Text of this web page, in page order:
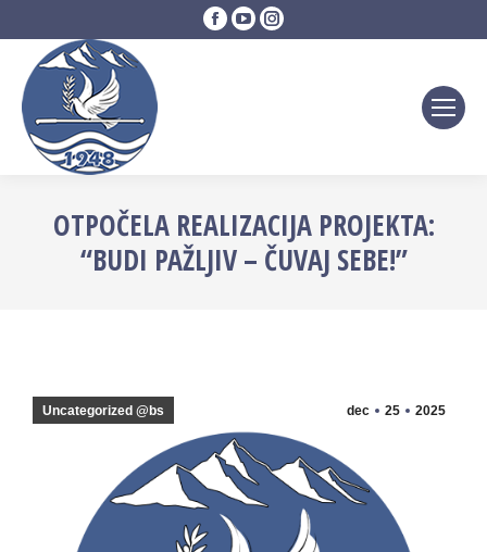
Facebook
page
YouTube
page
Instagram
page
OTPOČELA REALIZACIJA PROJEKTA:
“BUDI PAŽLJIV – ČUVAJ SEBE!”
dec 25 2025
Uncategorized @bs